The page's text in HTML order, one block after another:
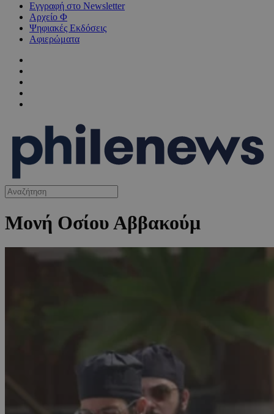
Εγγραφή στο Newsletter
Αρχείο Φ
Ψηφιακές Εκδόσεις
Αφιερώματα
Μονή Οσίου Αββακούμ